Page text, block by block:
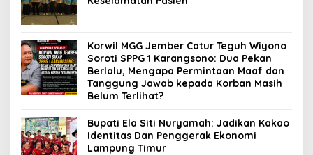
Korwil MGG Jember Catur Teguh Wiyono
Soroti SPPG 1 Karangsono: Dua Pekan
Berlalu, Mengapa Permintaan Maaf dan
Tanggung Jawab kepada Korban Masih
Belum Terlihat?
Bupati Ela Siti Nuryamah: Jadikan Kakao
Identitas Dan Penggerak Ekonomi
Lampung Timur